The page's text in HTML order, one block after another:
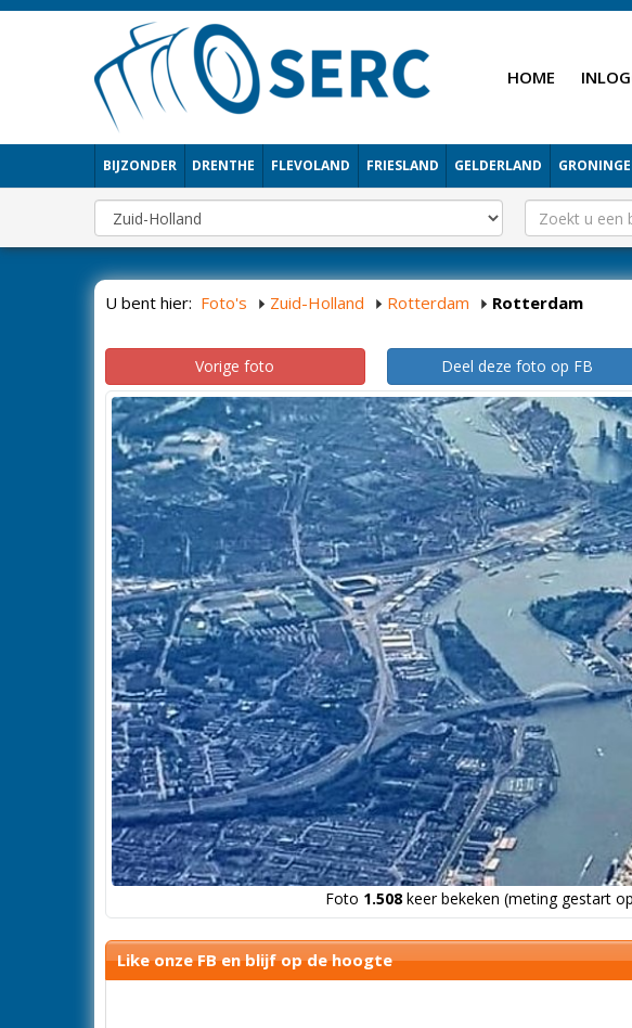
HOME
BIJZONDER DRENTHE FLEVOLAND FRIESLAND GELDERLAND
U bent hier: Foto's Zuid-Holland Rotterdam Rotterdam
Vorige foto Deel deze foto op FB
Foto 1.508keer bekeken (meting gestart
Like onze FB en blijf op de hoogte